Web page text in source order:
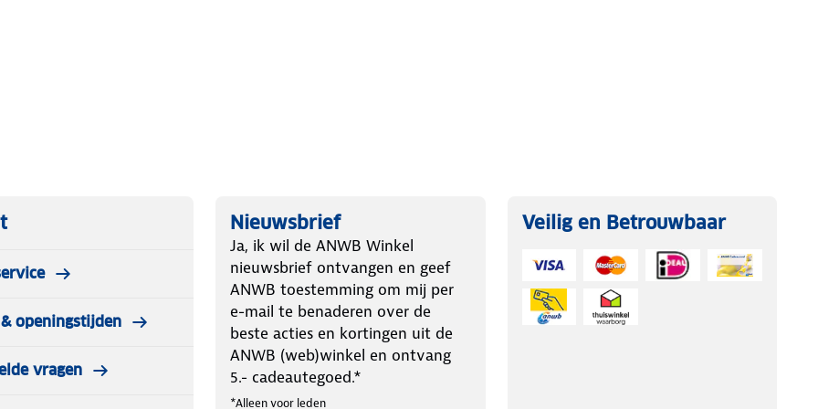
WiFi (2,4 GHz). Hiermee
melders beheren en bedienen.
sirene.
Base Station een fluitje van een
het toe aan je systeem. Vanuit
openingstijden
vragen
Nieuwsbrief
Ja, ik wil de ANWB Winkel
nieuwsbrief ontvangen en geef
ANWB toestemming om mij per
e-mail te benaderen over de
beste acties en kortingen uit de
ANWB (web)winkel en ontvang
5.- cadeautegoed.*
*Alleen voor leden
Veilig en Betrouwbaar